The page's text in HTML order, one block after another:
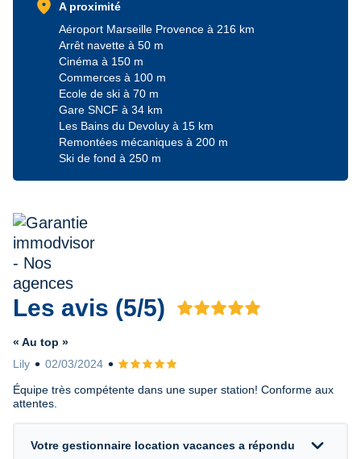
location_on
A proximité
Aéroport Marseille Provence à 216 km
Arrêt navette à 50 m
Cinéma à 150 m
Commerces à 100 m
Ecole de ski à 70 m
Gare SNCF à 34 km
Les Bains du Devoluy à 15 km
Remontées mécaniques à 200 m
Ski de fond à 250 m
Les avis (5/5) Avis 5 sur 5
« Au top »
Lily
02/03/2024
Avis 5 sur 5
Équipe très compétente dans une super station! Conforme aux
attentes.
Votre gestionnaire location vacances a répondu expand_more